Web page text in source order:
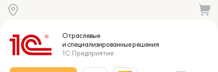
Отраслевые
и специализированныерешения
1С:Предприятие